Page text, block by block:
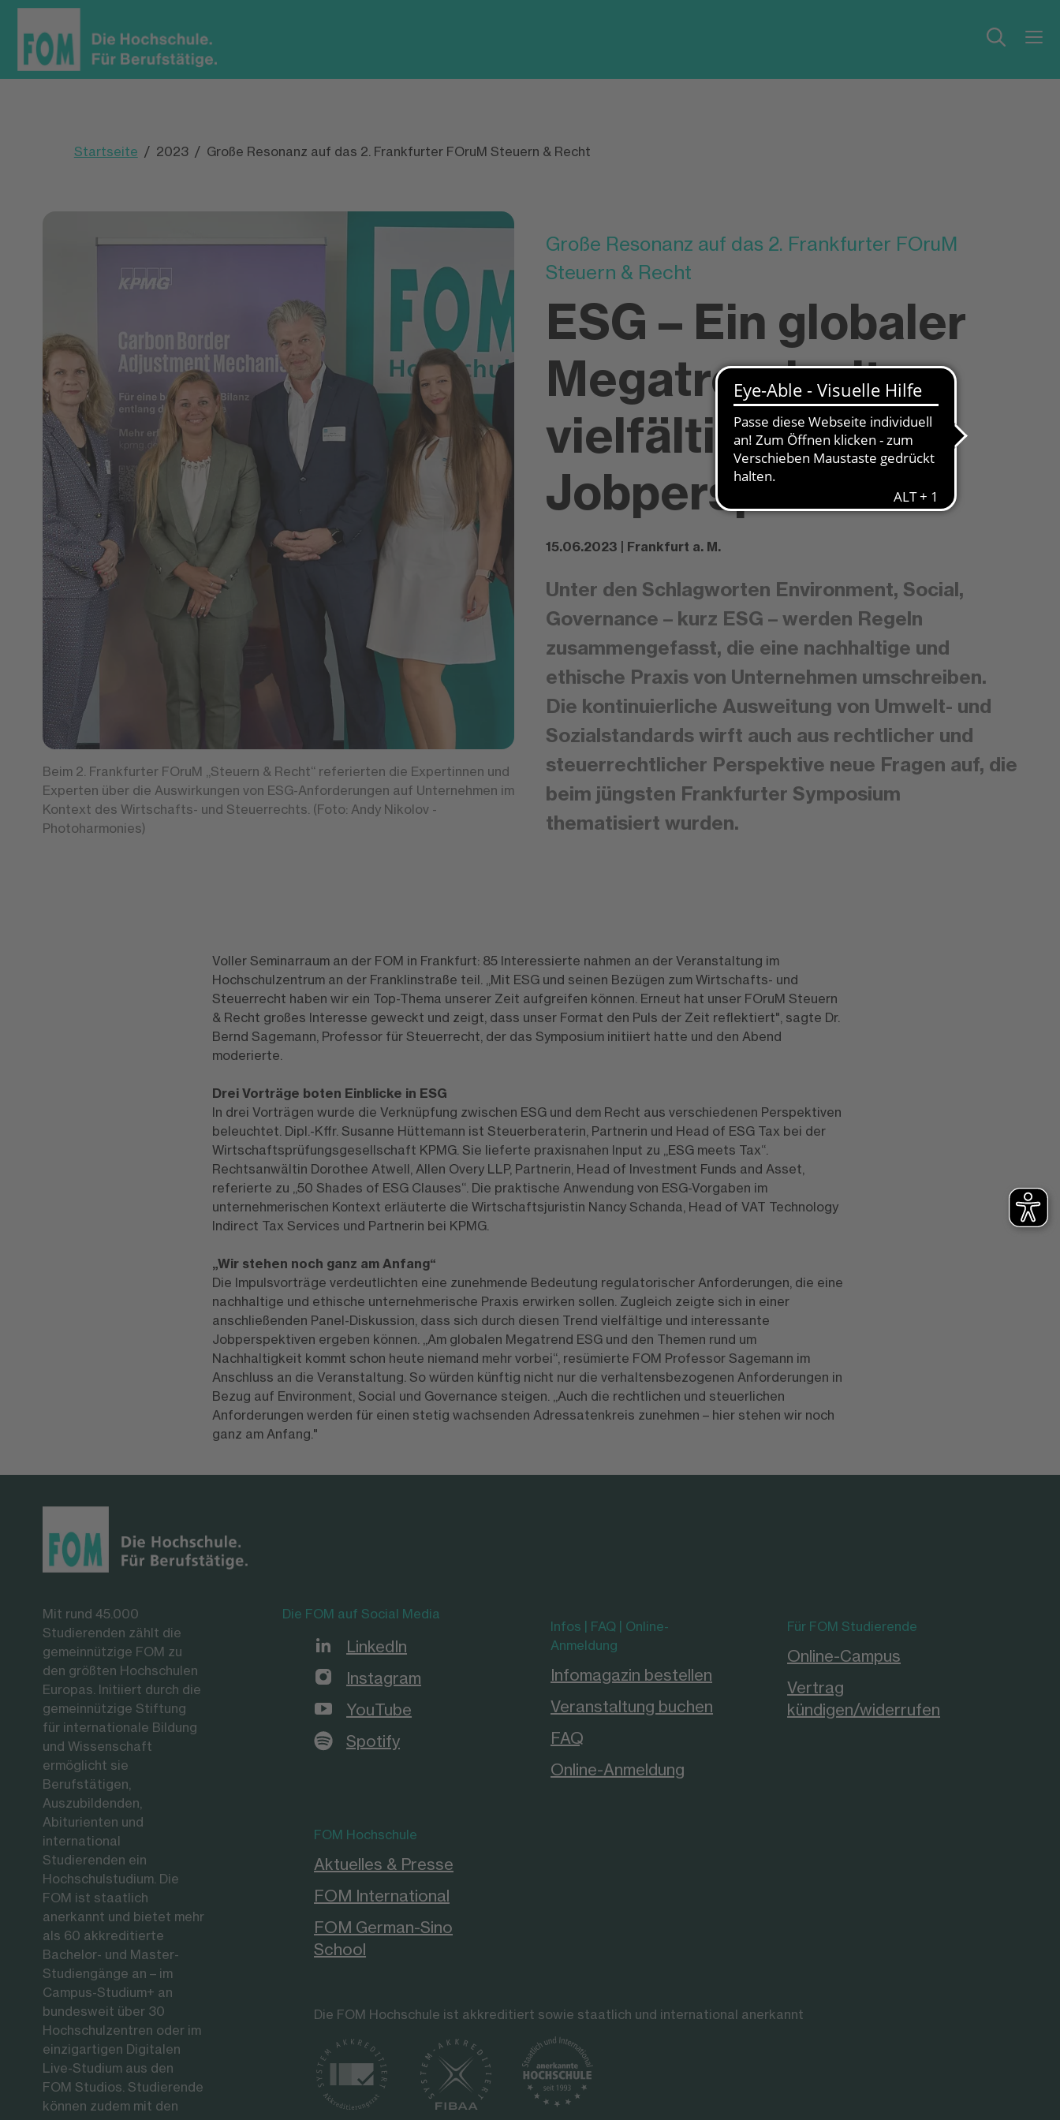
Startseite 2023 Große Resonanz auf das 2. Frankfurter FOruM Steuern & Recht
Beim 2. Frankfurter FOruM „Steuern & Recht“ referierten die Expertinnen und
Experten über die Auswirkungen von ESG-Anforderungen auf Unternehmen im
Kontext des Wirtschafts- und Steuerrechts. (Foto: Andy Nikolov -
Photoharmonies)
Große Resonanz auf das 2. Frankfurter FOruM
Steuern & Recht
ESG – Ein globaler
Megatrend mit
vielfältigen
Jobperspektiven
15.06.2023 | Frankfurt a. M.
Unter den Schlagworten Environment, Social,
Governance – kurz ESG – werden Regeln
zusammengefasst, die eine nachhaltige und
ethische Praxis von Unternehmen umschreiben.
Die kontinuierliche Ausweitung von Umwelt- und
Sozialstandards wirft auch aus rechtlicher und
steuerrechtlicher Perspektive neue Fragen auf, die
beim jüngsten Frankfurter Symposium
thematisiert wurden.
Voller Seminarraum an der FOM in Frankfurt: 85 Interessierte nahmen an der Veranstaltung im
Hochschulzentrum an der Franklinstraße teil. „Mit ESG und seinen Bezügen zum Wirtschafts- und
Steuerrecht haben wir ein Top-Thema unserer Zeit aufgreifen können. Erneut hat unser FOruM Steuern
& Recht großes Interesse geweckt und zeigt, dass unser Format den Puls der Zeit reflektiert", sagte Dr.
Bernd Sagemann, Professor für Steuerrecht, der das Symposium initiiert hatte und den Abend
moderierte.
Drei Vorträge boten Einblicke in ESG
In drei Vorträgen wurde die Verknüpfung zwischen ESG und dem Recht aus verschiedenen Perspektiven
beleuchtet. Dipl.-Kffr. Susanne Hüttemann ist Steuerberaterin, Partnerin und Head of ESG Tax bei der
Wirtschaftsprüfungsgesellschaft KPMG. Sie lieferte praxisnahen Input zu „ESG meets Tax“.
Rechtsanwältin Dorothee Atwell, Allen Overy LLP, Partnerin, Head of Investment Funds and Asset,
referierte zu „50 Shades of ESG Clauses“. Die praktische Anwendung von ESG-Vorgaben im
unternehmerischen Kontext erläuterte die Wirtschaftsjuristin Nancy Schanda, Head of VAT Technology
Indirect Tax Services und Partnerin bei KPMG.
„Wir stehen noch ganz am Anfang“
Die Impulsvorträge verdeutlichten eine zunehmende Bedeutung regulatorischer Anforderungen, die eine
nachhaltige und ethische unternehmerische Praxis erwirken sollen. Zugleich zeigte sich in einer
anschließenden Panel-Diskussion, dass sich durch diesen Trend vielfältige und interessante
Jobperspektiven ergeben können. „Am globalen Megatrend ESG und den Themen rund um
Nachhaltigkeit kommt schon heute niemand mehr vorbei“, resümierte FOM Professor Sagemann im
Anschluss an die Veranstaltung. So würden künftig nicht nur die verhaltensbezogenen Anforderungen in
Bezug auf Environment, Social und Governance steigen. „Auch die rechtlichen und steuerlichen
Anforderungen werden für einen stetig wachsenden Adressatenkreis zunehmen – hier stehen wir noch
ganz am Anfang."
Mit rund 45.000
Studierenden zählt die
gemeinnützige FOM zu
den größten Hochschulen
Europas. Initiiert durch die
gemeinnützige Stiftung
für internationale Bildung
und Wissenschaft
ermöglicht sie
Berufstätigen,
Auszubildenden,
Abiturienten und
international
Studierenden ein
Hochschulstudium. Die
FOM ist staatlich
anerkannt und bietet mehr
als 60 akkreditierte
Bachelor- und Master-
Studiengänge an – im
Campus-Studium+ an
bundesweit über 30
Hochschulzentren oder im
einzigartigen Digitalen
Live-Studium aus den
FOM Studios. Studierende
können zudem mit den
Die FOM auf Social Media
LinkedIn
Instagram
YouTube
Spotify
Infos | FAQ | Online-
Anmeldung
Infomagazin bestellen
Veranstaltung buchen
FAQ
Online-Anmeldung
Für FOM Studierende
Online-Campus
Vertrag
kündigen/widerrufen
FOM Hochschule
Aktuelles & Presse
FOM International
FOM German-Sino
School
Die FOM Hochschule ist akkreditiert sowie staatlich und international anerkannt